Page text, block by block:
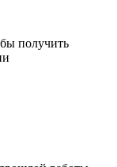
получить